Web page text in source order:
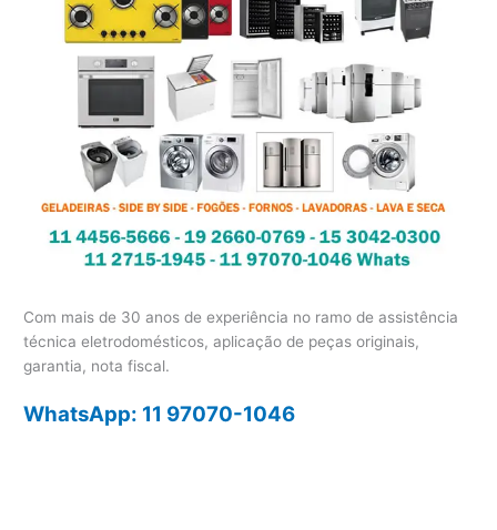
Com mais de 30 anos de experiência no ramo de assistência
técnica eletrodomésticos, aplicação de peças originais,
garantia, nota fiscal.
WhatsApp: 11 97070-1046